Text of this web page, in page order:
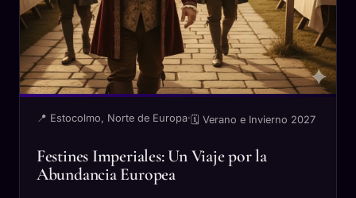
📍 Estocolmo, Norte de Europa· 🗓 Verano e Invierno 2027
Festines Imperiales: Un Viaje por la
Abundancia Europea